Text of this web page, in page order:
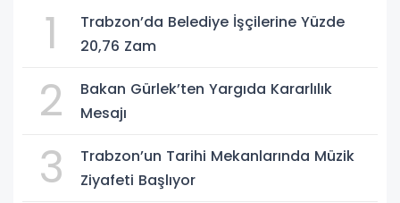
1
Trabzon’da Belediye İşçilerine Yüzde
20,76 Zam
2
Bakan Gürlek’ten Yargıda Kararlılık
Mesajı
3
Trabzon’un Tarihi Mekanlarında Müzik
Ziyafeti Başlıyor